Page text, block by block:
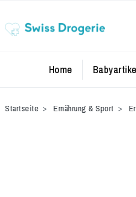
Home
Startseite Ernährung & Sport